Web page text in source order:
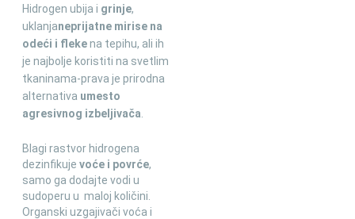
Hidrogen ubija i grinje,
uklanjaneprijatne mirise na
odeći i flekena tepihu, ali ih
je najbolje koristiti na svetlim
tkaninama-prava je prirodna
alternativa umesto
agresivnog izbeljivača
Blagi rastvor hidrogena
dezinfikuje voće i povrće,
samo ga dodajte vodi u
sudoperu u maloj količini.
Organski uzgajivači voća i